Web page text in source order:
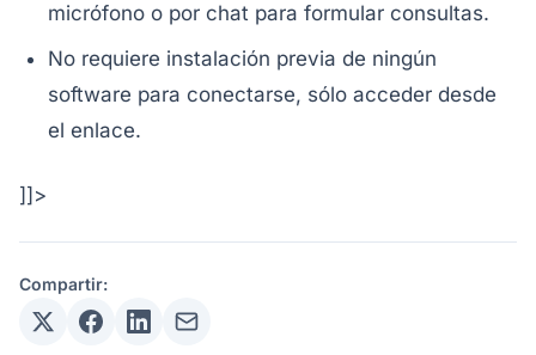
micrófono o por chat para formular consultas.
No requiere instalación previa de ningún
software para conectarse, sólo acceder desde
el enlace.
]]>
Compartir: